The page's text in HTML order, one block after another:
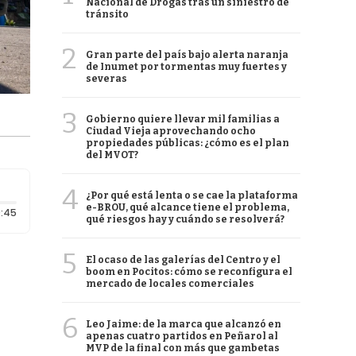
Duración: 45 segundos
Nacional de Drogas tras un siniestro de
tránsito
2
Gran parte del país bajo alerta naranja
de Inumet por tormentas muy fuertes y
severas
3
Gobierno quiere llevar mil familias a
Ciudad Vieja aprovechando ocho
propiedades públicas: ¿cómo es el plan
del MVOT?
4
¿Por qué está lenta o se cae la plataforma
e-BROU, qué alcance tiene el problema,
qué riesgos hay y cuándo se resolverá?
5
El ocaso de las galerías del Centro y el
boom en Pocitos: cómo se reconfigura el
mercado de locales comerciales
6
Leo Jaime: de la marca que alcanzó en
apenas cuatro partidos en Peñarol al
MVP de la final con más que gambetas